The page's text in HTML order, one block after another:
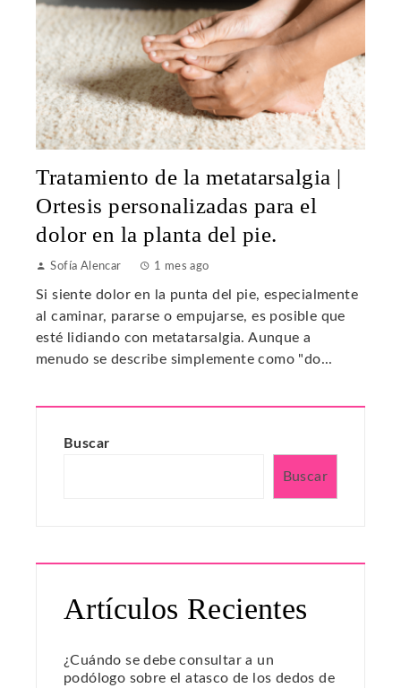
Tratamiento de la metatarsalgia |
Ortesis personalizadas para el
dolor en la planta del pie.
Sofía Alencar 1 mes ago
Si siente dolor en la punta del pie, especialmente
al caminar, pararse o empujarse, es posible que
esté lidiando con metatarsalgia. Aunque a
menudo se describe simplemente como "do...
Buscar
Buscar
Artículos Recientes
¿Cuándo se debe consultar a un
podólogo sobre el atasco de los dedos de